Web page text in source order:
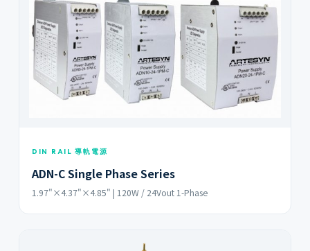
DIN RAIL 導軌電源
ADN-C Single Phase Series
1.97"×4.37"×4.85" | 120W / 24Vout 1-Phase